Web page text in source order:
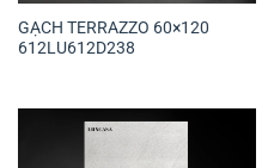
GẠCH TERRAZZO 60×120
612LU612D238